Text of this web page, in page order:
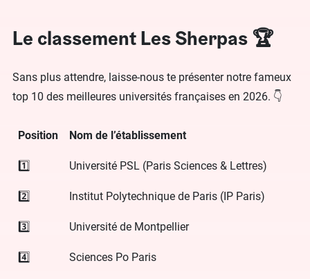
Le classement Les Sherpas 🏆
Sans plus attendre, laisse-nous te présenter notre fameux
top 10 des meilleures universités françaises en 2026. 👇
Position Nom de l’établissement
1️⃣ Université PSL (Paris Sciences & Lettres)
2️⃣ Institut Polytechnique de Paris (IP Paris)
3️⃣ Université de Montpellier
4️⃣ Sciences Po Paris